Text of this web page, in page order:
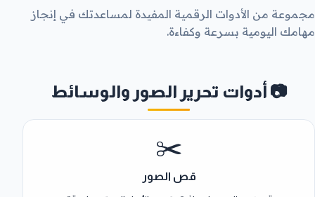
مجموعة من الأدوات الرقمية المفيدة لمساعدتك في إنجاز
مهامك اليومية بسرعة وكفاءة.
📷 أدوات تحرير الصور والوسائط
✂️
قص الصور